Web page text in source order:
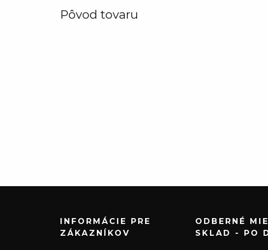
Pôvod tovaru
INFORMÁCIE PRE
ZÁKAZNÍKOV
ODBERNÉ
SKLAD - PO